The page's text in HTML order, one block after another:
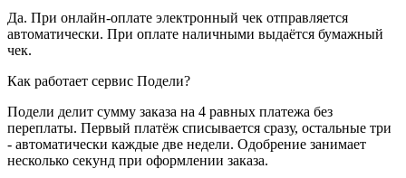
Да. При онлайн-оплате электронный чек отправляется
автоматически. При оплате наличными выдаётся бумажный
чек.
Как работает сервис Подели?
Подели делит сумму заказа на 4 равных платежа без
переплаты. Первый платёж списывается сразу, остальные три
- автоматически каждые две недели. Одобрение занимает
несколько секунд при оформлении заказа.